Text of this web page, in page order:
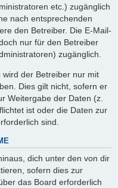
etc.) zugänglich
nach entsprechenden
den Betreiber. Die E-Mail-
nur für den Betreiber
zugänglich.
der Betreiber nur mit
Dies gilt nicht, sofern er
Weitergabe der Daten (z.
ist oder die Daten zur
sind.
dich unter den von dir
sofern dies zur
das Board erforderlich